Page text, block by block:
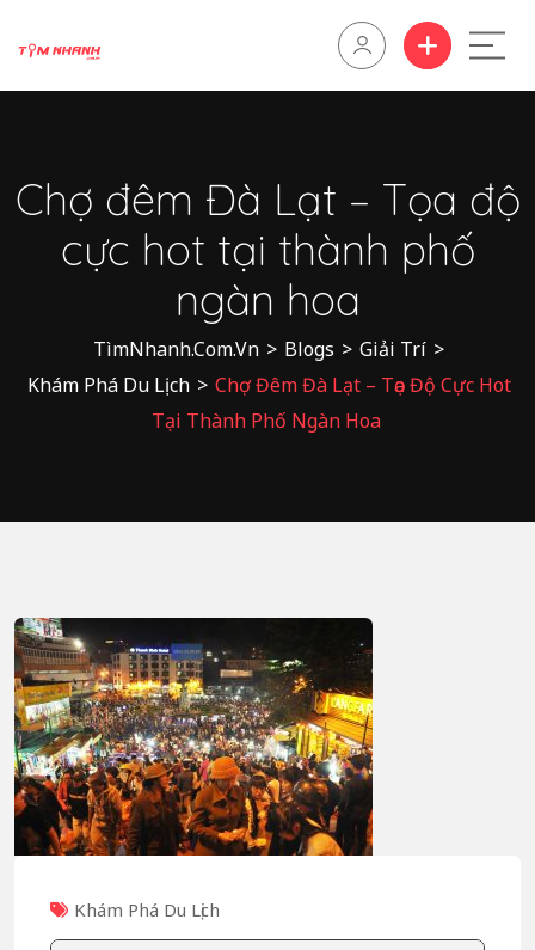
Chợ đêm Đà Lạt – Tọa độ
cực hot tại thành phố
ngàn hoa
TìmNhanh.Com.Vn > Blogs > Giải Trí >
Khám Phá Du Lịch > Chợ Đêm Đà Lạt – Tọa Độ Cực Hot
Tại Thành Phố Ngàn Hoa
Khám Phá Du Lịch